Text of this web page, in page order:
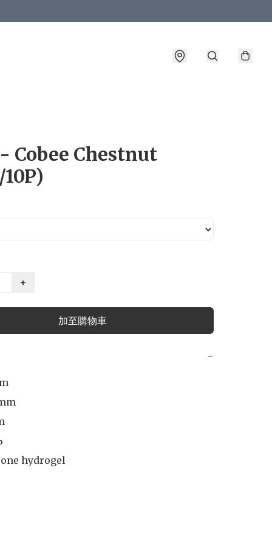
Cobee Chestnut
+
加至購物車
−
hydrogel